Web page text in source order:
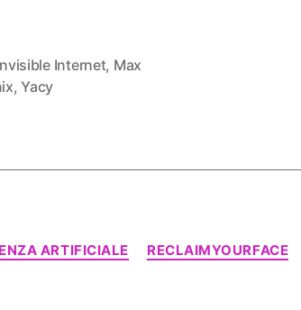
Internet, Max
,Yacy
ARTIFICIALE
RECLAIMYOURFACE